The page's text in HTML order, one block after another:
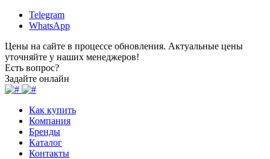
Telegram
WhatsApp
Цены на сайте в процессе обновления. Актуальные цены
уточняйте у наших менеджеров!
Есть вопрос?
Задайте онлайн
Как купить
Компания
Бренды
Каталог
Контакты